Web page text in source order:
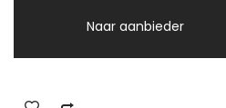
Naar aanbieder